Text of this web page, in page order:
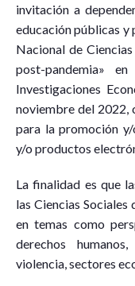
invitación a
educación públicas y
Nacional de
post-pandemia»
Investigaciones
noviembre del 2022,
para la promoción
y/o productos
La finalidad es que
las Ciencias Sociales
en temas como
derechos
violencia, sectores